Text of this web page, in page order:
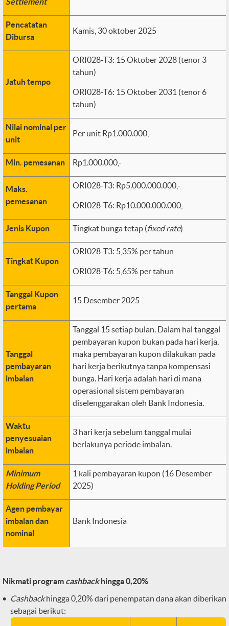
Pencatatan
Dibursa
Kamis, 30 oktober 2025
Jatuh tempo
ORI028-T3: 15 Oktober 2028 (tenor 3
tahun)
ORI028-T6: 15 Oktober 2031 (tenor 6
tahun)
Nilai nominal per
unit
Per unit Rp1.000.000,-
Min. pemesanan Rp1.000.000,-
Maks.
pemesanan
ORI028-T3: Rp5.000.000.000,-
ORI028-T6: Rp10.000.000.000,-
Jenis Kupon Tingkat bunga tetap (fixed rate)
Tingkat Kupon
ORI028-T3: 5,35% per tahun
ORI028-T6: 5,65% per tahun
Tanggal Kupon
pertama
15 Desember 2025
Tanggal
pembayaran
imbalan
Tanggal 15 setiap bulan. Dalam hal tanggal
pembayaran kupon bukan pada hari kerja,
maka pembayaran kupon dilakukan pada
hari kerja berikutnya tanpa kompensasi
bunga. Hari kerja adalah hari di mana
operasional sistem pembayaran
diselenggarakan oleh Bank Indonesia.
Waktu
penyesuaian
imbalan
3 hari kerja sebelum tanggal mulai
berlakunya periode imbalan.
Minimum
Holding Period
1 kali pembayaran kupon (16 Desember
2025)
Agen pembayar
imbalan dan
nominal
Bank Indonesia
Nikmati program cashbackhingga 0,20%
Cashbackhingga 0,20% dari penempatan dana akan diberikan
sebagai berikut: